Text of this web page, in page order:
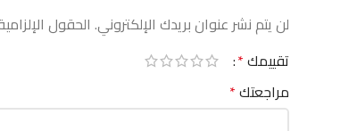
لن يتم نشر عنوان بريدك الإلكتروني.الحقول
تقييمك*
مراجعتك*